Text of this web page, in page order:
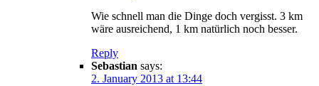
Wie schnell man die Dinge doch vergisst. 3 km
wäre ausreichend, 1 km natürlich noch besser.
Reply
Sebastian says:
2. January 2013 at 13:44